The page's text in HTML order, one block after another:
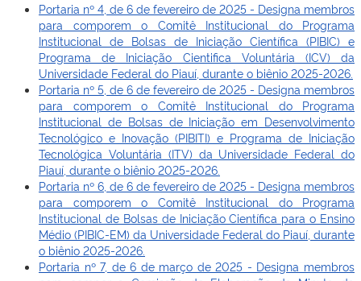
Portaria nº 4, de 6 de fevereiro de 2025 - Designa membros
para comporem o Comitê Institucional do Programa
Institucional de Bolsas de Iniciação Científica (PIBIC) e
Programa de Iniciação Cientifica Voluntária (ICV) da
Universidade Federal do Piauí, durante o biênio 2025-2026.
Portaria nº 5, de 6 de fevereiro de 2025 - Designa membros
para comporem o Comitê Institucional do Programa
Institucional de Bolsas de Iniciação em Desenvolvimento
Tecnológico e Inovação (PIBITI) e Programa de Iniciação
Tecnológica Voluntária (ITV) da Universidade Federal do
Piauí, durante o biênio 2025-2026.
Portaria nº 6, de 6 de fevereiro de 2025 - Designa membros
para comporem o Comitê Institucional do Programa
Institucional de Bolsas de Iniciação Científica para o Ensino
Médio (PIBIC-EM) da Universidade Federal do Piauí, durante
o biênio 2025-2026.
Portaria nº 7, de 6 de março de 2025 - Designa membros